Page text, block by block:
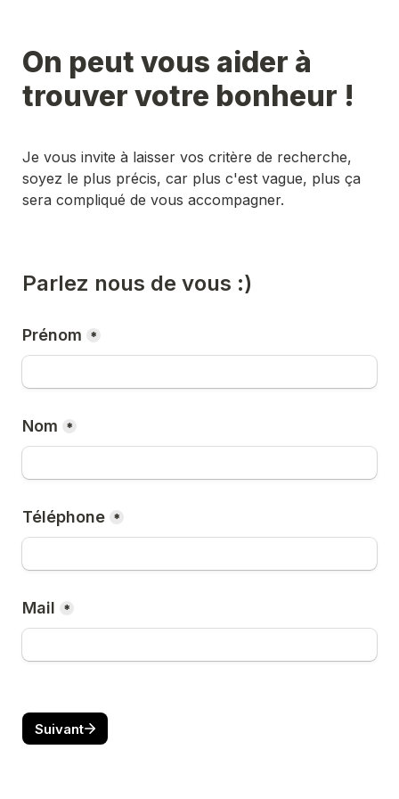
On peut vous aider à
trouver votre bonheur !
Je vous invite à laisser vos critère de recherche,
soyez le plus précis, car plus c'est vague, plus ça
sera compliqué de vous accompagner.
Parlez nous de vous :)
Prénom *
Nom *
Téléphone *
Mail *
Suivant